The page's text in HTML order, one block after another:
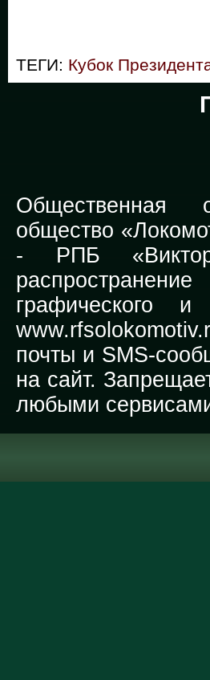
ТЕГИ: Кубок
Общественная
общество
- РПБ
графического
почты и SMS-
на сайт.
любыми